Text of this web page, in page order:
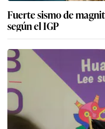
Fuerte sismo de
según el IGP